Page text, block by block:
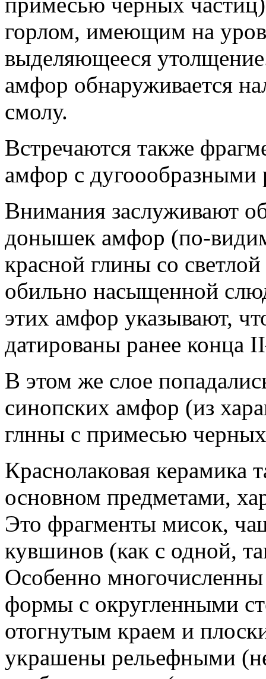
горлом, имеющим на
выделяющееся
амфор обнаруживается
смолу.
Встречаются также
амфор с дугоообразными
Внимания заслуживают
донышек амфор (по-
красной глины со
обильно насыщенной
этих амфор указывают,
датированы ранее
В этом же слое
синопских амфор (из
глнны с примесью
Краснолаковая керамика
основном предметами,
Это фрагменты мисок,
кувшинов (как с одной,
Особенно
формы с округленными
отогнутым краем и
украшены рельефными